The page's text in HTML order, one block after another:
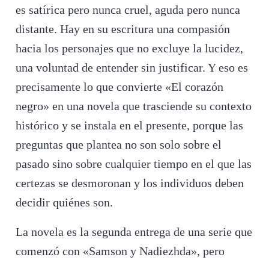
es satírica pero nunca cruel, aguda pero nunca
distante. Hay en su escritura una compasión
hacia los personajes que no excluye la lucidez,
una voluntad de entender sin justificar. Y eso es
precisamente lo que convierte «El corazón
negro» en una novela que trasciende su contexto
histórico y se instala en el presente, porque las
preguntas que plantea no son solo sobre el
pasado sino sobre cualquier tiempo en el que las
certezas se desmoronan y los individuos deben
decidir quiénes son.
La novela es la segunda entrega de una serie que
comenzó con «Samson y Nadiezhda», pero